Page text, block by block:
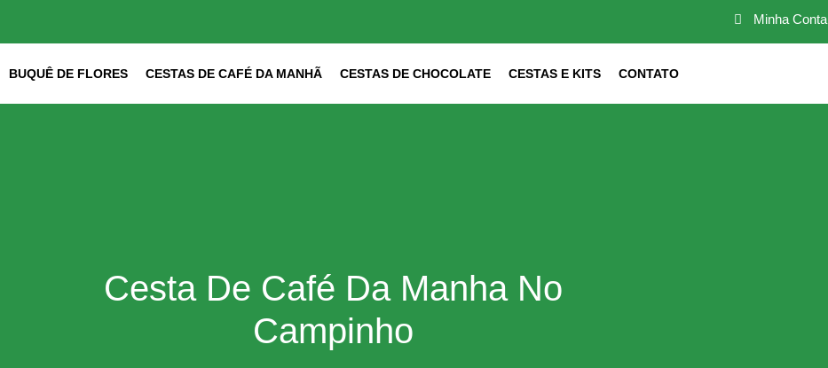
conteúdo
Minha Conta
BUQUÊ DE FLORES CESTAS DE CAFÉ DA MANHÃ CESTAS DE CHOCOLATE CESTAS E KITS CONTATO
Cesta De Café Da Manha No
Campinho